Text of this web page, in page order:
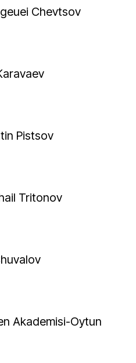
Chevtsov
Pistsov
Tritonov
Akademisi-Oytun